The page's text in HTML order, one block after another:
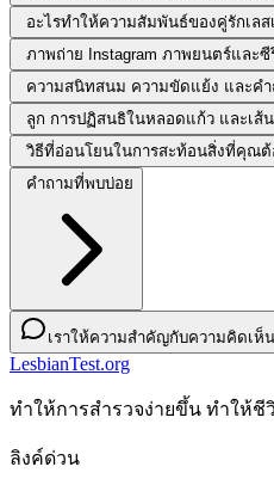
อะไรทำให้ความสัมพันธ์ของคู่รักเล
ภาพถ่าย Instagram ภาพยนตร์และซี
ความสนิทสนม ความขัดแย้ง และคำ
ลูก การปฏิสนธิในหลอดแก้ว และเส้
วิธีที่อ่อนโยนในการสะท้อนสิ่งที่คุณต้
คำถามที่พบบ่อย
เราให้ความสำคัญกับความคิดเ
LesbianTest.org
ทําให้การสํารวจง่ายขึ้น ทําให้
ลิงค์ด่วน